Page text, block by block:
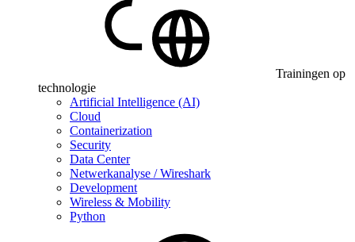
Trainingen op
technologie
Artificial Intelligence (AI)
Cloud
Containerization
Security
Data Center
Netwerkanalyse / Wireshark
Development
Wireless & Mobility
Python